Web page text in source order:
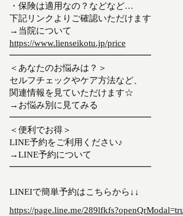
・保険は適用なの？などなど…
下記リンクよりご確認いただけます
→当院について
https://www.lienseikotu.jp/price
━━━━━━━━━━━━━━━━
＜あなたのお悩みは？＞
セルフチェックやケア方法など、
関連情報を見ていただけます☆
→お悩み別に見てみる
━━━━━━━━━━━━━━━━
＜便利でお得＞
LINE予約をご利用ください♪
→LINE予約について
━━━━━━━━━━━━━━━━
LINEIで簡単予約はこちらから↓↓
https://page.line.me/